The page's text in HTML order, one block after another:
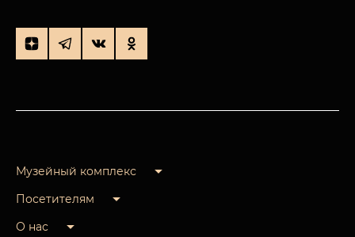
Музейный комплекс
Посетителям
О нас